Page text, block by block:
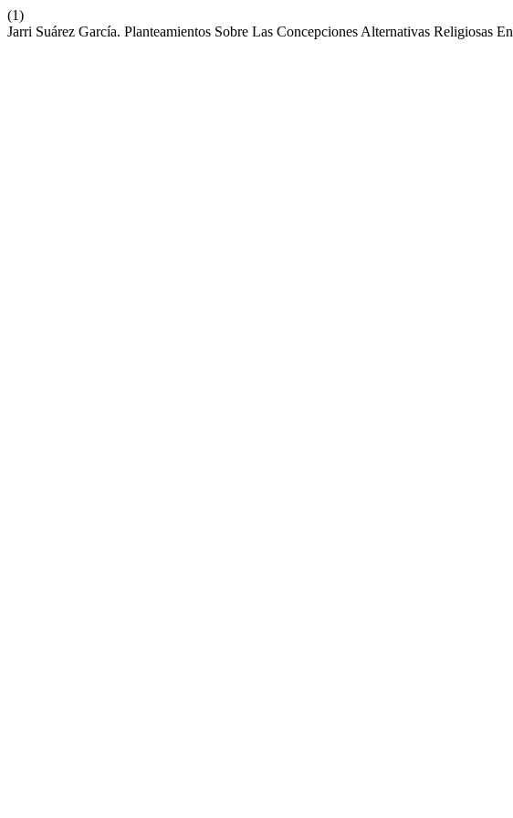
(1)
Jarri Suárez García. Planteamientos Sobre Las Concepciones Alternativas Religiosas